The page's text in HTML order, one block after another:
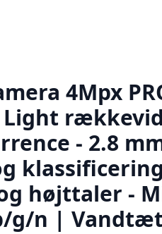
4Mpx
Light
- 2.8
højttaler -
g/n |